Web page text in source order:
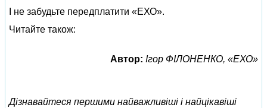
І не забудьте передплатити «ЕХО».
Читайте також:
Автор: Ігор ФІЛОНЕНКО, «ЕХО»
Дізнавайтеся першими найважливіші і найцікавіші